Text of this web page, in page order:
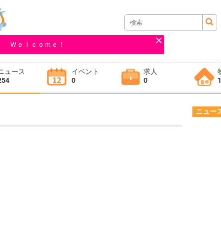
Ｗｅｌｃｏｍｅ！
ュース
イベント
0
求人
0
1
ニュー